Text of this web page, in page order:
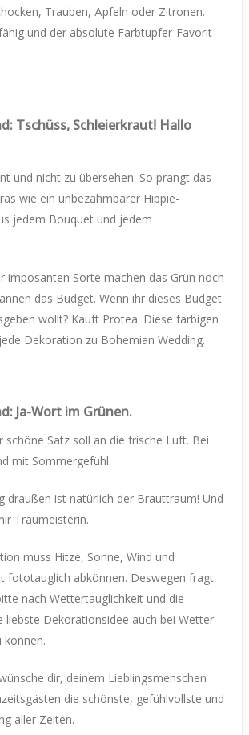
Trauben, Äpfeln oder Zitronen.
und der absolute Farbtupfer-Favorit
Tschüss, Schleierkraut! Hallo
und nicht zu übersehen. So prangt das
wie ein unbezähmbarer Hippie-
jedem Bouquet und jedem
imposanten Sorte machen das Grün noch
das Budget. Wenn ihr dieses Budget
wollt? Kauft Protea. Diese farbigen
Dekoration zu Bohemian Wedding.
Ja-Wort im Grünen.
schöne Satz soll an die frische Luft. Bei
mit Sommergefühl.
draußen ist natürlich der Brauttraum! Und
Traumeisterin.
muss Hitze, Sonne, Wind und
fototauglich abkönnen. Deswegen fragt
nach Wettertauglichkeit und die
liebste Dekorationsidee auch bei Wetter-
können.
dir, deinem Lieblingsmenschen
die schönste, gefühlvollste und
aller Zeiten.